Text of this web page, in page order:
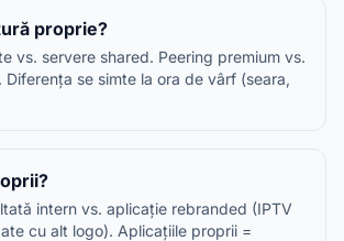
proprie?
vs. servere shared. Peering premium vs.
Diferența se simte la ora de vârf (seara,
intern vs. aplicație rebranded (IPTV
cu alt logo). Aplicațiile proprii =